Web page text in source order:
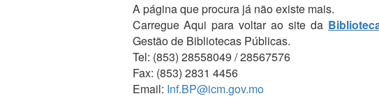
A página que procura já não existe mais.
Carregue Aqui para voltar ao site da
Gestão de Bibliotecas Públicas.
Tel: (853) 28558049 / 28567576
Fax: (853) 2831 4456
Email: Inf.BP@icm.gov.mo